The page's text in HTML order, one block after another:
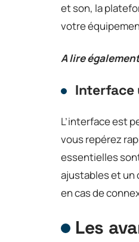
et son, la
votre
A lire
Interface
L’interface est
vous repérez
essentielles
ajustables et un
en cas de
Les